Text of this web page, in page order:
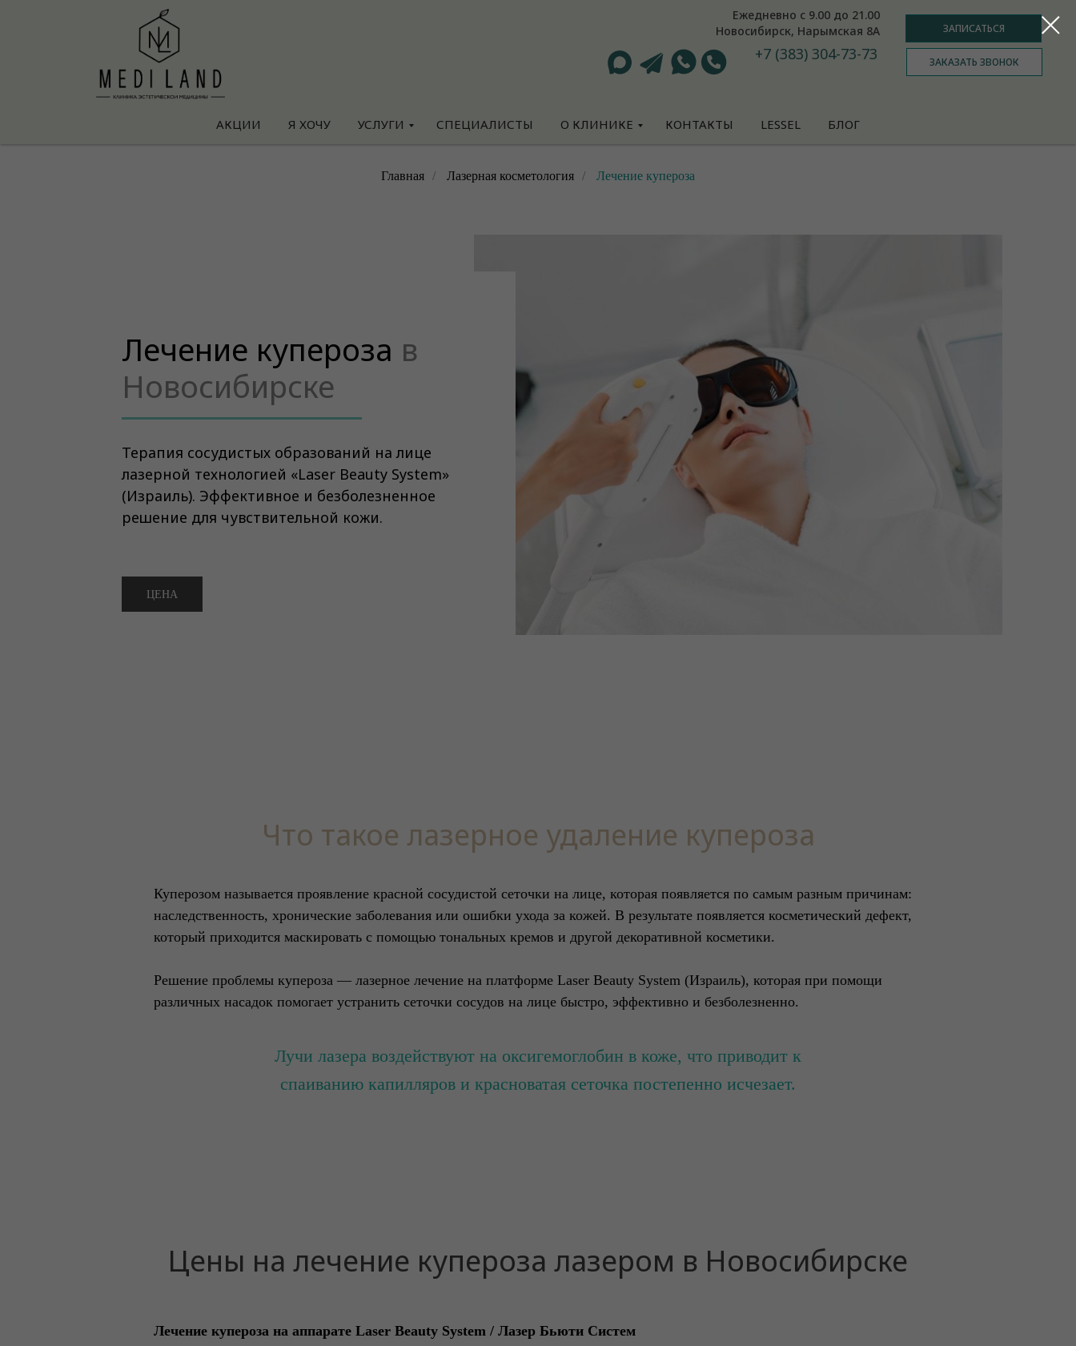
Новосибирск, Нарымская 8А ЗАПИСАТЬСЯ
ЗАКАЗАТЬ ЗВОНОК
Ежедневно с 9.00 до 21.00
+7 (383) 304-73-73
АКЦИИ Я ХОЧУ УСЛУГИ СПЕЦИАЛИСТЫ О КЛИНИКЕ КОНТАКТЫ LESSEL БЛОГ
Главная / Лазерная косметология / Лечение купероза
Лечение купероза в
Новосибирске
Терапия сосудистых образований на лице
лазерной технологией «Laser Beauty System»
(Израиль). Эффективное и безболезненное
решение для чувствительной кожи.
ЦЕНА
Что такое лазерное удаление купероза
Куперозом называется проявление красной сосудистой сеточки на лице, которая появляется по самым разным причинам:
наследственность, хронические заболевания или ошибки ухода за кожей. В результате появляется косметический дефект,
который приходится маскировать с помощью тональных кремов и другой декоративной косметики.
Решение проблемы купероза — лазерное лечение на платформе Laser Beauty System (Израиль), которая при помощи
различных насадок помогает устранить сеточки сосудов на лице быстро, эффективно и безболезненно.
Лучи лазера воздействуют на оксигемоглобин в коже, что приводит к
спаиванию капилляров и красноватая сеточка постепенно исчезает.
Цены на лечение купероза лазером в Новосибирске
Лечение купероза на аппарате Laser Beauty System / Лазер Бьюти Систем